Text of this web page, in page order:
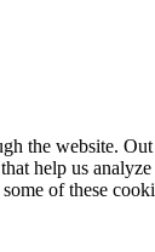
website.
help us
of these